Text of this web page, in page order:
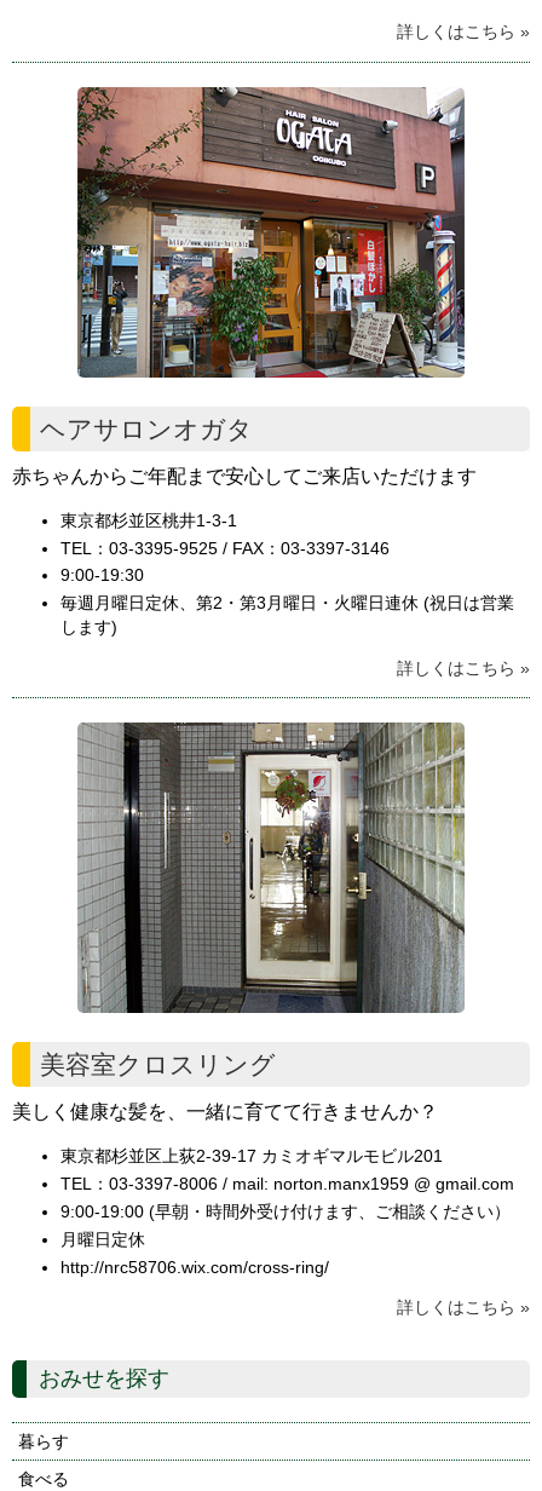
詳しくはこちら »
ヘアサロンオガタ
赤ちゃんからご年配まで安心してご来店いただけます
東京都杉並区桃井1-3-1
TEL：03-3395-9525 / FAX：03-3397-3146
9:00-19:30
毎週月曜日定休、第2・第3月曜日・火曜日連休 (祝日は営業
します)
詳しくはこちら »
美容室クロスリング
美しく健康な髪を、一緒に育てて行きませんか？
東京都杉並区上荻2-39-17 カミオギマルモビル201
TEL：03-3397-8006 / mail: norton.manx1959 @ gmail.com
9:00-19:00 (早朝・時間外受け付けます、ご相談ください）
月曜日定休
http://nrc58706.wix.com/cross-ring/
詳しくはこちら »
おみせを探す
暮らす
食べる